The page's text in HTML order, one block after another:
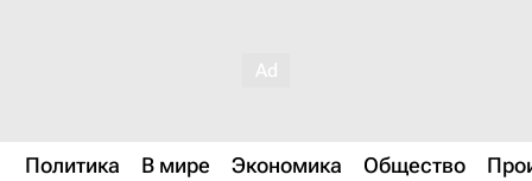
Политика В мире Экономика Общество